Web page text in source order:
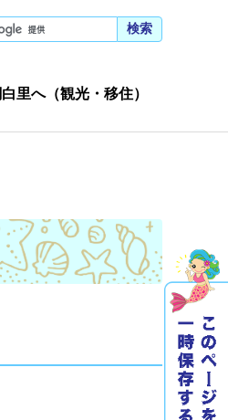
検索
里へ（観光・移住）